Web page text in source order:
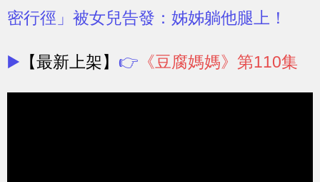
密行徑」被女兒告發：姊姊躺他腿上！
▶️ 【最新上架】 👉 《豆腐媽媽》第110集